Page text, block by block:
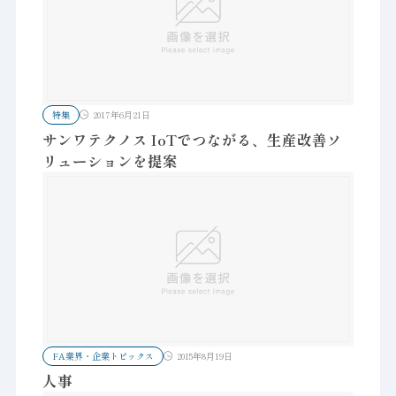
特集 2017年6月21日
サンワテクノス IoTでつながる、生産改善ソ
リューションを提案
FA業界・企業トピックス 2015年8月19日
人事